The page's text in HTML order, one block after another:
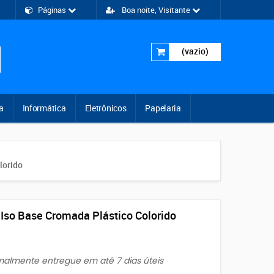
Páginas Boa noite, Visitante
(vazio)
Informática Eletrônicos Papelaria
Base Cromada Plástico Colorido
entregue em até 7 dias úteis